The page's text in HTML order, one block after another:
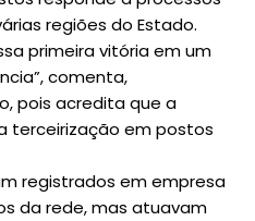
regiões do Estado.
primeira vitória em um
comenta,
pois acredita que a
terceirização em postos
registrados em empresa
da rede, mas atuavam